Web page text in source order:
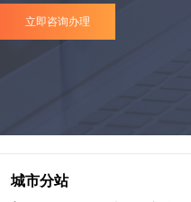
立即咨询办理
城市分站